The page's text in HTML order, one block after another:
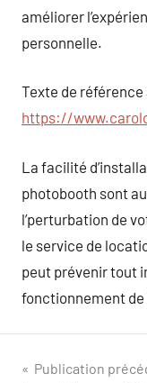
améliorer
personnelle.
Texte de référence
https://
La facilité
photobooth sont
l’perturbation de
le service de
peut prévenir tout
fonctionnement de
Navigation
Publication